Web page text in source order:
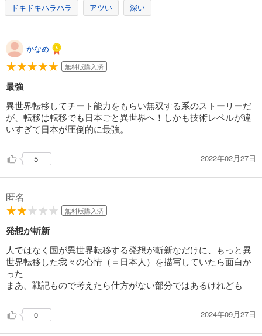
ドキドキハラハラ アツい 深い
かなめ
無料版購入済
最強
異世界転移してチート能力をもらい無双する系のストーリーだ
が、転移は転移でも日本ごと異世界へ！しかも技術レベルが違
いすぎて日本が圧倒的に最強。
5 2022年02月27日
匿名
無料版購入済
発想が斬新
人ではなく国が異世界転移する発想が斬新なだけに、もっと異
世界転移した我々の心情（＝日本人）を描写していたら面白か
った
まあ、戦記もので考えたら仕方がない部分ではあるけれども
0 2024年09月27日